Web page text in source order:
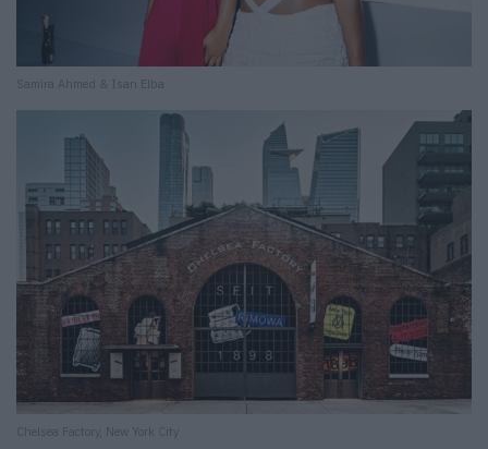
Samira Ahmed & Isan Elba
Chelsea Factory, New York City